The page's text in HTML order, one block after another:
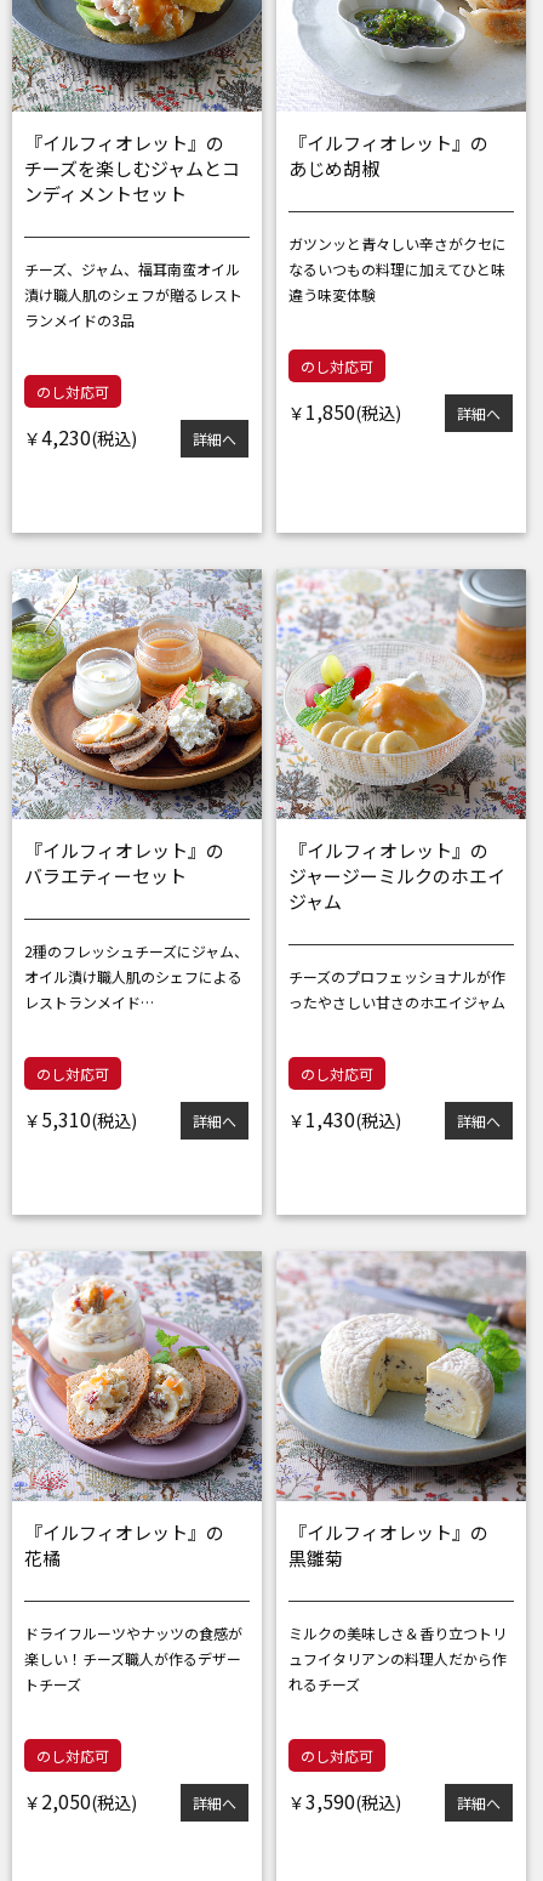
『イルフィオレット』の
チーズを楽しむジャムとコ
ンディメントセット
チーズ、ジャム、福耳南蛮オイル
漬け職人肌のシェフが贈るレスト
ランメイドの3品
のし対応可
￥4,230 詳細へ
『イルフィオレット』の
あじめ胡椒
ガツンッと青々しい辛さがクセに
なる いつもの料理に加えてひと味
違う味変体験
のし対応可
￥ 1,850 詳細へ
『イルフィオレット』の
バラエティーセット
2種のフレッシュチーズにジャム、
オイル漬け職人肌のシェフによる
レストランメイド…
のし対応可
￥ 5,310 詳細へ
『イルフィオレット』の
ジャージーミルクのホエイ
ジャム
チーズのプロフェッショナルが作
ったやさしい甘さのホエイジャム
のし対応可
￥ 1,430 詳細へ
『イルフィオレット』の
花橘
ドライフルーツやナッツの食感が
楽しい！ チーズ職人が作るデザー
トチーズ
のし対応可
￥ 2,050 詳細へ
『イルフィオレット』の
黒雛菊
ミルクの美味しさ＆香り立つトリ
ュフイタリアンの料理人だから作
れるチーズ
のし対応可
￥3,590 詳細へ